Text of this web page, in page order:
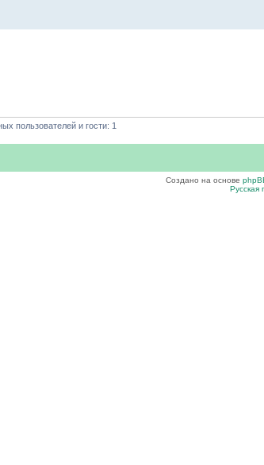
пользователей и гости: 1
Создано на основе
Русская